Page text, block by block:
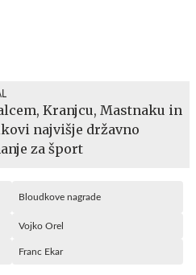
Kranjcu, Mastnaku in
najvišje državno
za šport
Bloudkove nagrade
Vojko Orel
Franc Ekar